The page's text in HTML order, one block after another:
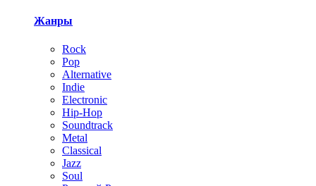
Жанры
Rock
Pop
Alternative
Indie
Electronic
Hip-Hop
Soundtrack
Metal
Classical
Jazz
Soul